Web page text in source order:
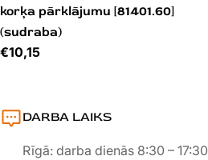
korķa pārklājumu [81401.60]
(sudraba)
Cena
€10,15
DARBA LAIKS
Rīgā: darba dienās 8:30 – 17:30